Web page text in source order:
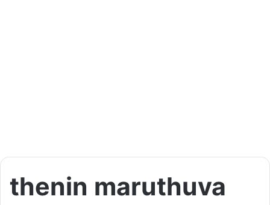
thenin maruthuva